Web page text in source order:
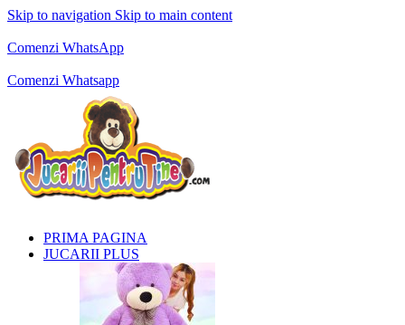
Skip to navigation Skip to main content
Comenzi WhatsApp
Comenzi Whatsapp
PRIMA PAGINA
JUCARII PLUS